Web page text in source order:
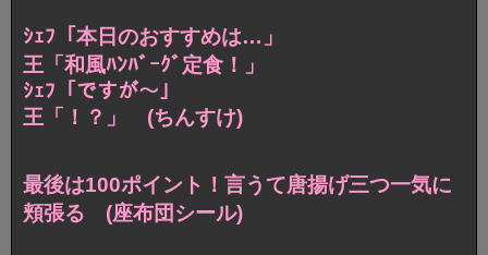
ｼｪﾌ「本日のおすすめは…」
王「和風ﾊﾝﾊﾞｰｸﾞ定食！」
ｼｪﾌ「ですが～」
王「！？」 (ちんすけ)
最後は100ポイント！言うて唐揚げ三つ一気に
頬張る (座布団シール)